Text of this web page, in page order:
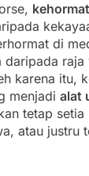
di
raja
karena itu,
menjadi alat
tetap setia
atau justru